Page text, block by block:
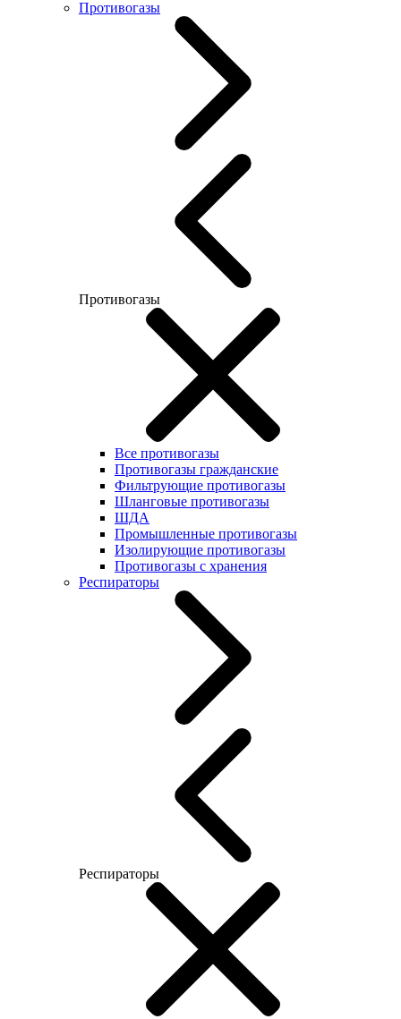
Противогазы
Противогазы
Все противогазы
Противогазы гражданские
Фильтрующие противогазы
Шланговые противогазы
ШДА
Промышленные противогазы
Изолирующие противогазы
Противогазы с хранения
Респираторы
Респираторы